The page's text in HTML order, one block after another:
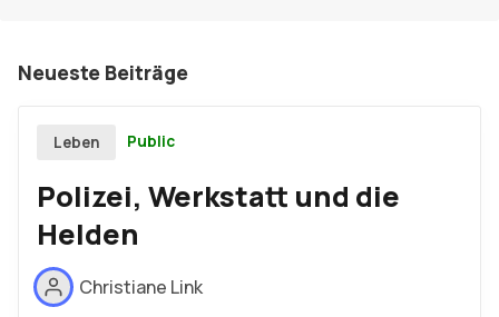
Neueste Beiträge
Leben Public
Polizei, Werkstatt und die
Helden
Christiane Link